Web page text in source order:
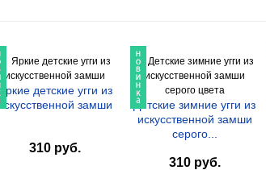
детские угги из
замши
310 руб.
Детские зимние угги из
искусственной замши
серого...
310 руб.